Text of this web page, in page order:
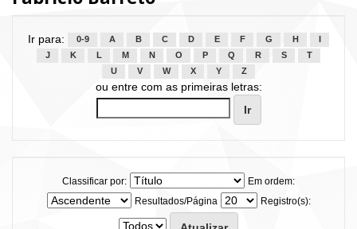
Ir para: 0-9 A B C D E F G H
J
K L M N O P Q R S
T
U
V W X Y Z
ou entre com as primeiras letras:
Classificar por:
Em ordem:
Resultados/Página
Registro(s):